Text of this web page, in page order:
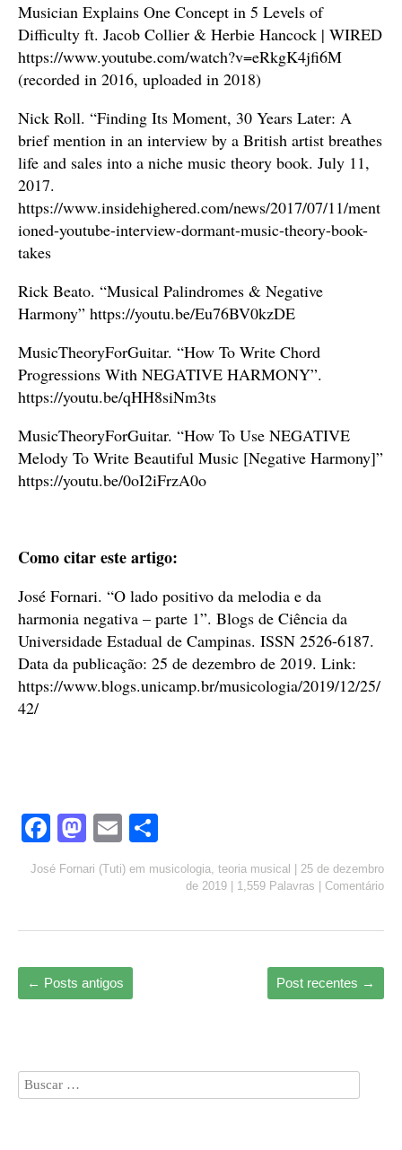
Musician Explains One Concept in 5 Levels of
Difficulty ft. Jacob Collier & Herbie Hancock | WIRED
https://www.youtube.com/watch?v=eRkgK4jfi6M
(recorded in 2016, uploaded in 2018)
Nick Roll. “Finding Its Moment, 30 Years Later: A
brief mention in an interview by a British artist breathes
life and sales into a niche music theory book. July 11,
2017.
https://www.insidehighered.com/news/2017/07/11/ment
ioned-youtube-interview-dormant-music-theory-book-
takes
Rick Beato. “Musical Palindromes & Negative
Harmony” https://youtu.be/Eu76BV0kzDE
MusicTheoryForGuitar. “How To Write Chord
Progressions With NEGATIVE HARMONY”.
https://youtu.be/qHH8siNm3ts
MusicTheoryForGuitar. “How To Use NEGATIVE
Melody To Write Beautiful Music [Negative Harmony]”
https://youtu.be/0oI2iFrzA0o
Como citar este artigo:
José Fornari. “O lado positivo da melodia e da
harmonia negativa – parte 1”. Blogs de Ciência da
Universidade Estadual de Campinas. ISSN 2526-6187.
Data da publicação: 25 de dezembro de 2019. Link:
https://www.blogs.unicamp.br/musicologia/2019/12/25/
42/
Fa
ce
bo
M
as
to
n
E
m
ail
ha
re
José Fornari (Tuti) em musicologia teoria musical
25 de dezembro
de 2019
1,559 Palavras Comentário
← Posts antigos Post recentes →